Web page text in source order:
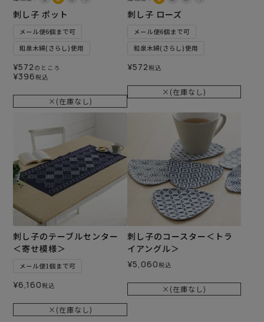
刺し子 ポット
メール便6個まで可
和泉木綿(さらし)使用
¥572 のところ
¥396税込
×(在庫なし)
刺し子 ローズ
メール便6個まで可
和泉木綿(さらし)使用
¥572税込
×(在庫なし)
刺し子のテーブルセンター
＜寄せ模様＞
メール便1個まで可
¥6,160税込
×(在庫なし)
刺し子のコースター＜トラ
イアングル＞
¥5,060税込
×(在庫なし)